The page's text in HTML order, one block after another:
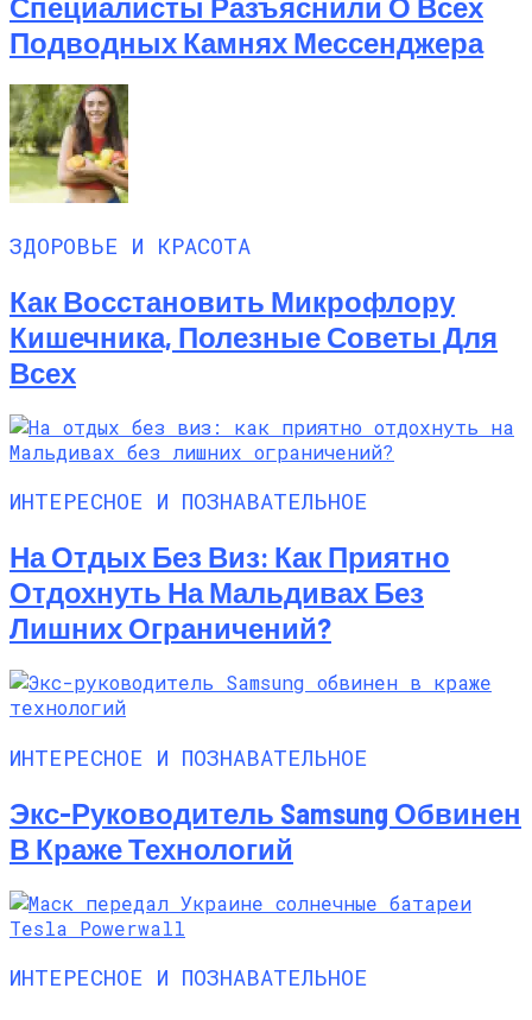
Подводных Камнях Мессенджера
ЗДОРОВЬЕ И КРАСОТА
Как Восстановить Микрофлору
Кишечника, Полезные Советы Для
Всех
ИНТЕРЕСНОЕ И ПОЗНАВАТЕЛЬНОЕ
На Отдых Без Виз: Как Приятно
Отдохнуть На Мальдивах Без
Лишних Ограничений?
ИНТЕРЕСНОЕ И ПОЗНАВАТЕЛЬНОЕ
Экс-Руководитель Samsung Обвинен
В Краже Технологий
ИНТЕРЕСНОЕ И ПОЗНАВАТЕЛЬНОЕ